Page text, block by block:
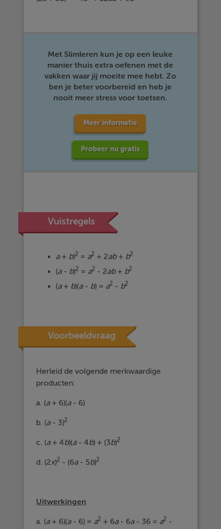
Met Slimleren kun je op een leuke
manier thuis extra oefenen met de
vakken waar jij moeite mee hebt. Zo
ben je beter voorbereid en heb je
nooit meer stress voor toetsen.
Meer informatie
Probeer nu gratis
Vuistregels
a + b)2 = a2 + 2ab+ b2
(a - b)2 = a2 - 2ab+ b2
(a + b)(a - b) = a2 - b2
Voorbeeldvraag
Herleid de volgende merkwaardige
producten:
a. (a+ 6)(a- 6)
b. (a- 3)2
c. (a + 4b)(a- 4b) + (3b)2
d. (2x)2 - (6a- 5b)2
Uitwerkingen
a. (a+ 6)(a- 6) = a2 + 6a- 6a- 36 = a2 -